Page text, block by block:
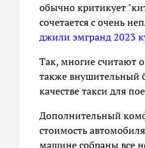
обычно критикует
сочетается с очень
джили эмгранд 2023
Так, многие считают
также внушительный
качестве такси для
Дополнительный
стоимость
машине собраны все